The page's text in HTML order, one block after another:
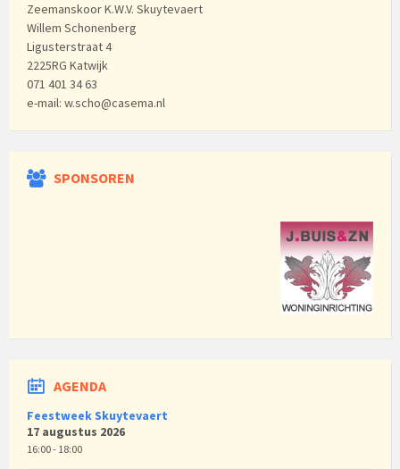
Zeemanskoor K.W.V. Skuytevaert
Willem Schonenberg
Ligusterstraat 4
2225RG Katwijk
071 401 34 63
e-mail: w.scho@casema.nl
SPONSOREN
AGENDA
Feestweek Skuytevaert
17 augustus 2026
16:00 - 18:00